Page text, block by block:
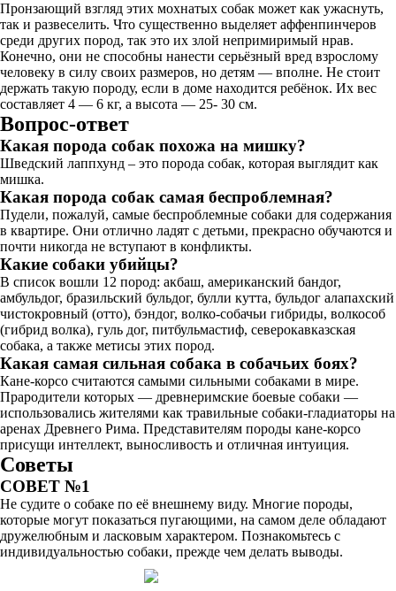
Пронзающий взгляд этих мохнатых собак может как ужаснуть,
так и развеселить. Что существенно выделяет аффенпинчеров
среди других пород, так это их злой непримиримый нрав.
Конечно, они не способны нанести серьёзный вред взрослому
человеку в силу своих размеров, но детям — вполне. Не стоит
держать такую породу, если в доме находится ребёнок. Их вес
составляет 4 — 6 кг, а высота — 25- 30 см.
Вопрос-ответ
Какая порода собак похожа на мишку?
Шведский лаппхунд – это порода собак, которая выглядит как
мишка.
Какая порода собак самая беспроблемная?
Пудели, пожалуй, самые беспроблемные собаки для содержания
в квартире. Они отлично ладят с детьми, прекрасно обучаются и
почти никогда не вступают в конфликты.
Какие собаки убийцы?
В список вошли 12 пород: акбаш, американский бандог,
амбульдог, бразильский бульдог, булли кутта, бульдог алапахский
чистокровный (отто), бэндог, волко-собачьи гибриды, волкособ
(гибрид волка), гуль дог, питбульмастиф, северокавказская
собака, а также метисы этих пород.
Какая самая сильная собака в собачьих боях?
Кане-корсо считаются самыми сильными собаками в мире.
Прародители которых — древнеримские боевые собаки —
использовались жителями как травильные собаки-гладиаторы на
аренах Древнего Рима. Представителям породы кане-корсо
присущи интеллект, выносливость и отличная интуиция.
Советы
СОВЕТ №1
Не судите о собаке по её внешнему виду. Многие породы,
которые могут показаться пугающими, на самом деле обладают
дружелюбным и ласковым характером. Познакомьтесь с
индивидуальностью собаки, прежде чем делать выводы.